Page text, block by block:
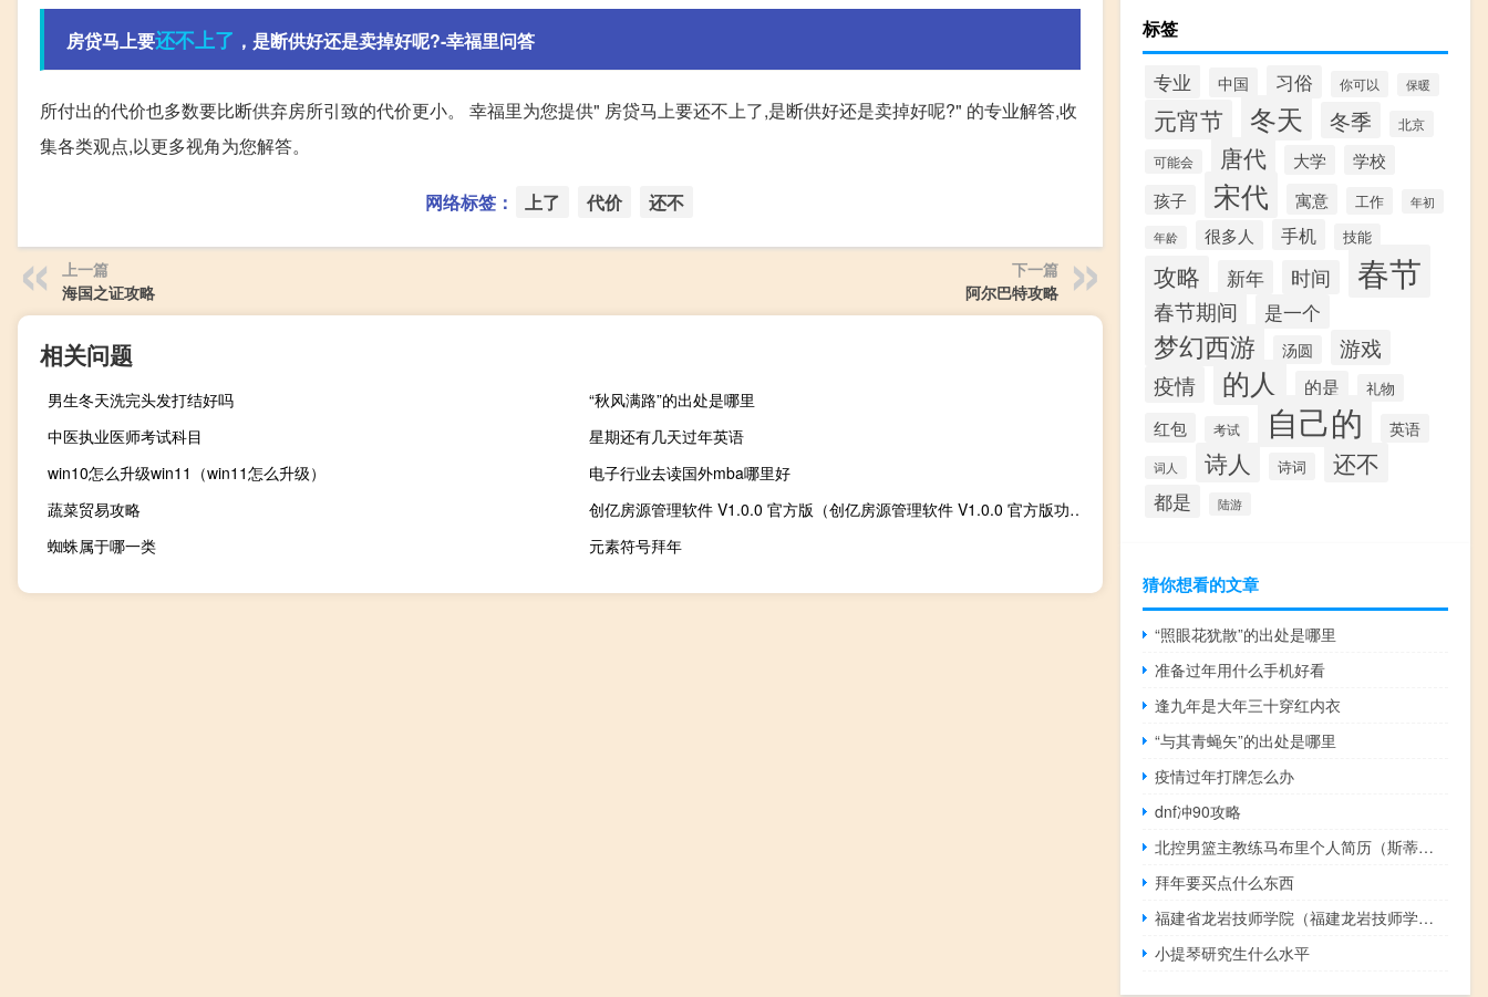
房贷马上要还不上了 ，是断供好还是卖掉好呢?-幸福里问答
所付出的代价也多数要比断供弃房所引致的代价更小。 幸福里为您提供" 房贷马上要还不上了,是断供好还是卖掉好呢?" 的专业解答,收
集各类观点,以更多视角为您解答。
网络标签： 上了 代价 还不
上一篇
海国之证攻略
下一篇
阿尔巴特攻略
相关问题
男生冬天洗完头发打结好吗
“秋风满路”的出处是哪里
中医执业医师考试科目
星期还有几天过年英语
win10怎么升级win11（win11怎么升级）
电子行业去读国外mba哪里好
蔬菜贸易攻略
创亿房源管理软件 V1.0.0 官方版（创亿房源管理软件 V1.0.0 官方版功能简介）
蜘蛛属于哪一类
元素符号拜年
标签
专业 中国 习俗 你可以 保暖
元宵节 冬天 冬季 北京
可能会 唐代 大学
学校
孩子
宋代 寓意 工作 年初
年龄 很多人 手机 技能
攻略 新年 时间 春节
春节期间 是一个
梦幻西游 汤圆 游戏
疫情 的人 的是 礼物
红包 考试 自己的 英语
词人 诗人 诗词 还不
都是 陆游
猜你想看的文章
“照眼花犹散”的出处是哪里
准备过年用什么手机好看
逢九年是大年三十穿红内衣
“与其青蝇矢”的出处是哪里
疫情过年打牌怎么办
dnf冲90攻略
北控男篮主教练马布里个人简历（斯蒂芬马布里-CBA北控男篮主教练介绍）
拜年要买点什么东西
福建省龙岩技师学院（福建龙岩技师学院官网）
小提琴研究生什么水平